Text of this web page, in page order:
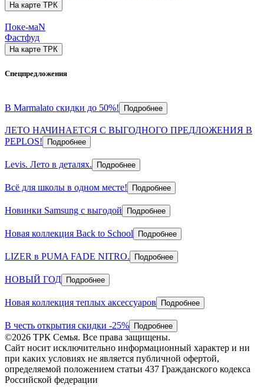
На карте ТРК
Поке-маN
Фастфуд
На карте ТРК
Спецпредложения
В Marmalato скидки до 50%! Подробнее
ЛЕТО НАЧИНАЕТСЯ С ВЫГОДНОГО ПРЕДЛОЖЕНИЯ В
PEPLOS!
Подробнее
Levis. Лето в деталях. Подробнее
Всё для школы в одном месте! Подробнее
Новинки Samsung с выгодой Подробнее
Новая коллекция Back to School Подробнее
LIZER в PUMA FADE NITRO. Подробнее
НОВЫЙ ГОД Подробнее
Новая коллекция теплых аксессуаров Подробнее
В честь открытия скидки -25% Подробнее
©2026 ТРК Семья. Все права защищены.
Сайт носит исключительно информационный характер и ни
при каких условиях не является публичной офертой,
определяемой положением статьи 437 Гражданского кодекса
Российской федерации